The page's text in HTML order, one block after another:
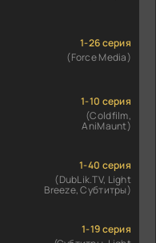
1-26 серия
(Force Media)
1-10 серия
(Coldfilm,
AniMaunt)
1-40 серия
(DubLik.TV, Light
Breeze, Субтитры)
1-19 серия